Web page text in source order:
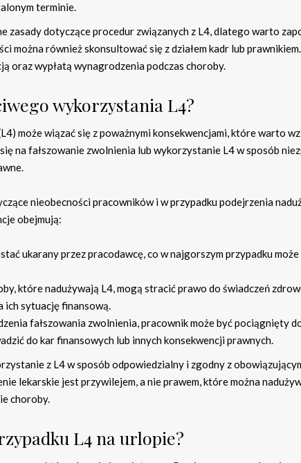
terminie.
zasady dotyczące procedur związanych z L4, dlatego warto
można również skonsultować się z działem kadr lub
oraz wypłatą wynagrodzenia podczas choroby.
wykorzystania L4?
może wiązać się z poważnymi konsekwencjami, które warto
na fałszowanie zwolnienia lub wykorzystanie L4 w sposób
nieobecności pracowników i w przypadku podejrzenia
obejmują:
ukarany przez pracodawcę, co w najgorszym przypadku
które nadużywają L4, mogą stracić prawo do świadczeń
ich sytuację finansową.
fałszowania zwolnienia, pracownik może być pociągnięty
do kar finansowych lub innych konsekwencji prawnych.
z L4 w sposób odpowiedzialny i zgodny z
lekarskie jest przywilejem, a nie prawem, które można
choroby.
L4 na urlopie?